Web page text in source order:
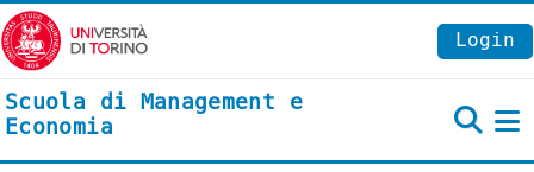
Vai al contenuto principale
Login
Scuola di Management e
Economia